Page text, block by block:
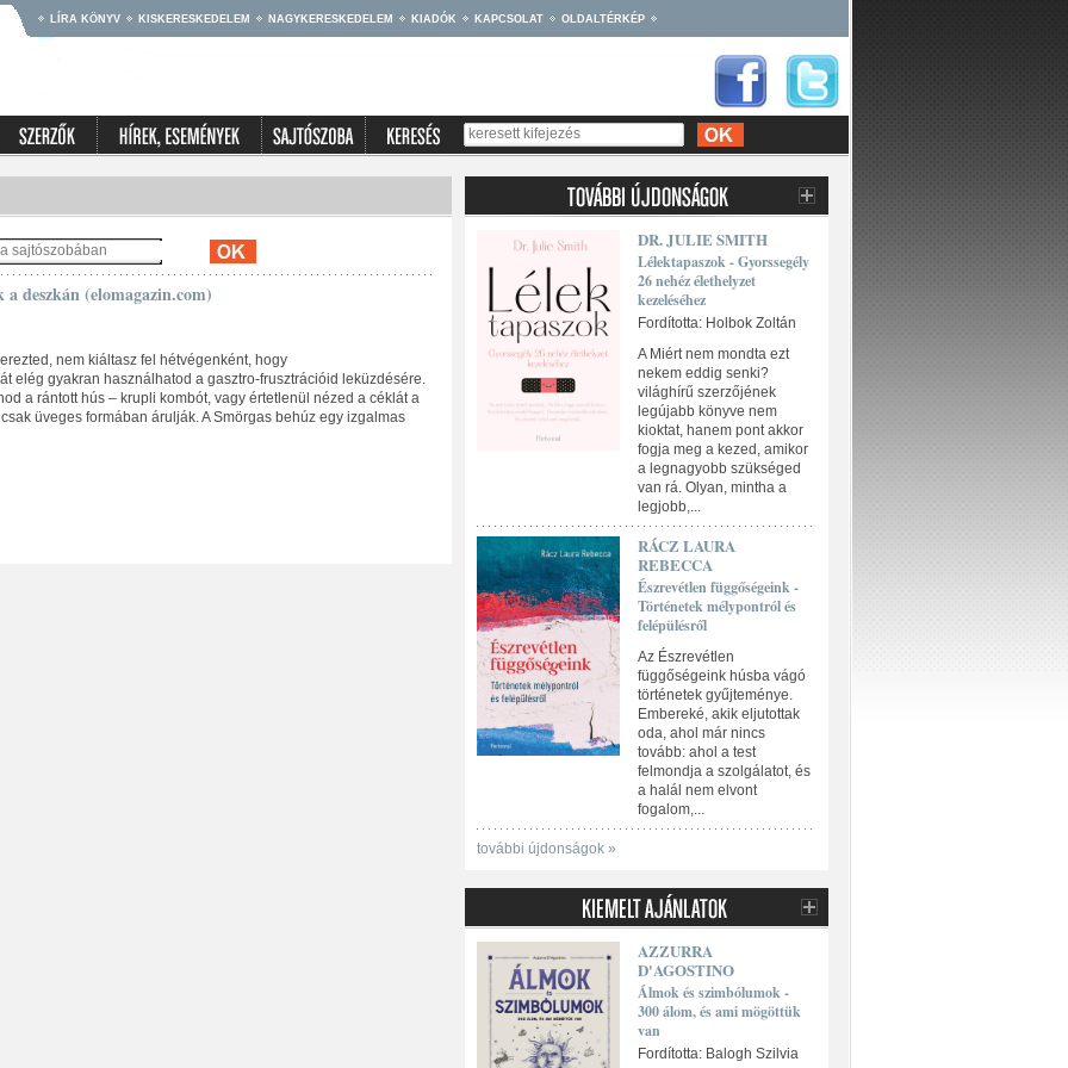
LÍRA KÖNYV KISKERESKEDELEM NAGYKERESKEDELEM KIADÓK KAPCSOLAT OLDALTÉRKÉP
deszkán (elomagazin.com)
nem kiáltasz fel hétvégenként, hogy
elég gyakran használhatod a gasztro-frusztrációid leküzdésére.
a rántott hús – krupli kombót, vagy értetlenül nézed a céklát a
üveges formában árulják. A Smörgas behúz egy izgalmas
DR. JULIE SMITH
Lélektapaszok - Gyorssegély
26 nehéz élethelyzet
kezeléséhez
Fordította: Holbok Zoltán
A Miért nem mondta ezt
nekem eddig senki?
világhírű szerzőjének
legújabb könyve nem
kioktat, hanem pont akkor
fogja meg a kezed, amikor
a legnagyobb szükséged
van rá. Olyan, mintha a
legjobb,...
RÁCZ LAURA
REBECCA
Észrevétlen függőségeink -
Történetek mélypontról és
felépülésről
Az Észrevétlen
függőségeink húsba vágó
történetek gyűjteménye.
Embereké, akik eljutottak
oda, ahol már nincs
tovább: ahol a test
felmondja a szolgálatot, és
a halál nem elvont
fogalom,...
további újdonságok »
AZZURRA
D'AGOSTINO
Álmok és szimbólumok -
300 álom, és ami mögöttük
van
Fordította: Balogh Szilvia